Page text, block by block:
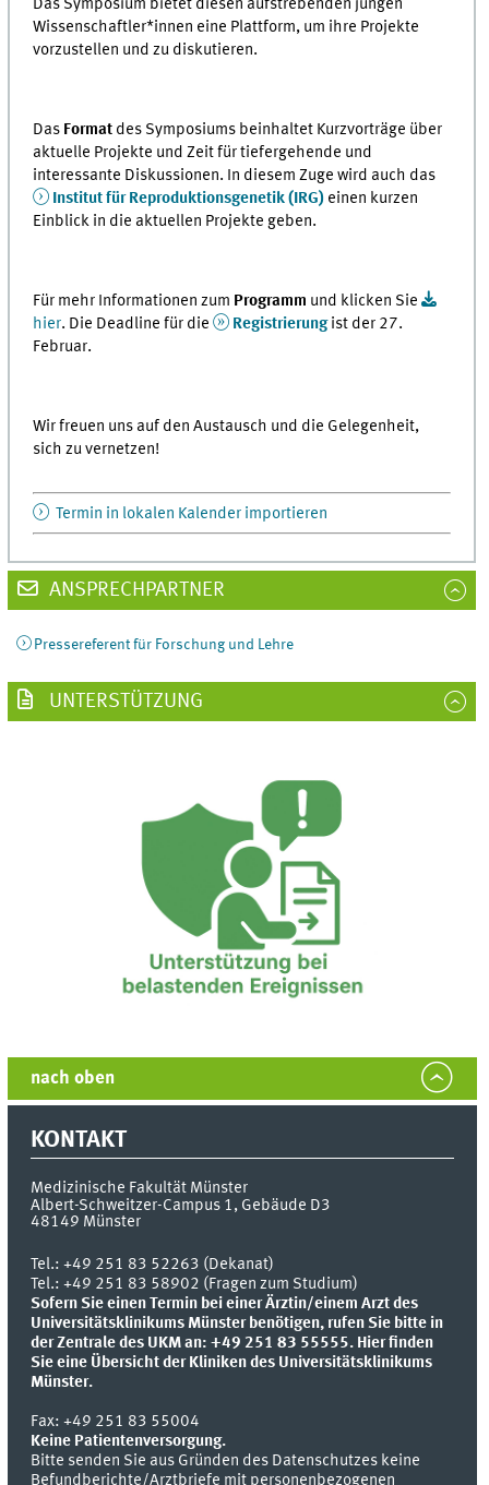
Das Symposium bietet diesen aufstrebenden jungen
Wissenschaftler*innen eine Plattform, um ihre Projekte
vorzustellen und zu diskutieren.
Das Format des Symposiums beinhaltet Kurzvorträge über
aktuelle Projekte und Zeit für tiefergehende und
interessante Diskussionen. In diesem Zuge wird auch das
Institut für Reproduktionsgenetik (IRG) einen kurzen
Einblick in die aktuellen Projekte geben.
Für mehr Informationen zum Programm und klicken Sie
hier. Die Deadline für die Registrierungist der 27.
Februar.
Wir freuen uns auf den Austausch und die Gelegenheit,
sich zu vernetzen!
Termin in lokalen Kalender importieren
ANSPRECHPARTNER
Pressereferent für Forschung und Lehre
UNTERSTÜTZUNG
nach oben
KONTAKT
Medizinische Fakultät Münster
Albert-Schweitzer-Campus 1, Gebäude D3
48149 Münster
Tel.:+49 251 83 52263 (Dekanat)
Tel.: +49 251 83 58902 (Fragen zum Studium)
Sofern Sie einen Termin bei einer Ärztin/einem Arzt des
Universitätsklinikums Münster benötigen, rufen Sie bitte in
der Zentrale des UKM an: +49 251 83 55555. Hier finden
Sie eine Übersicht der Kliniken des Universitätsklinikums
Münster.
Fax:+49 251 83 55004
Keine Patientenversorgung.
Bitte senden Sie aus Gründen des Datenschutzes keine
Befundberichte/Arztbriefe mit personenbezogenen